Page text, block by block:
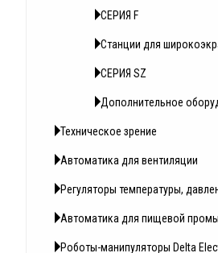
СЕРИЯ F
Станции для
СЕРИЯ SZ
Дополнитeльное
Техническое зрение
Автоматика для вентиляции
Регуляторы температуры,
Автоматика для пищевой
Роботы-манипуляторы Delta